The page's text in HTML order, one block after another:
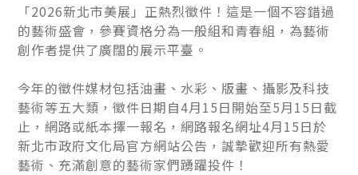
「2026新北市美展」正熱烈徵件！這是一個不容錯過
的藝術盛會，參賽資格分為一般組和青春組，為藝術
創作者提供了廣闊的展示平臺。
今年的徵件媒材包括油畫、水彩、版畫、攝影及科技
藝術等五大類，徵件日期自4月15日開始至5月15日截
止，網路或紙本擇一報名，網路報名網址4月15日於
新北市政府文化局官方網站公告，誠摯歡迎所有熱愛
藝術、充滿創意的藝術家們踴躍投件！